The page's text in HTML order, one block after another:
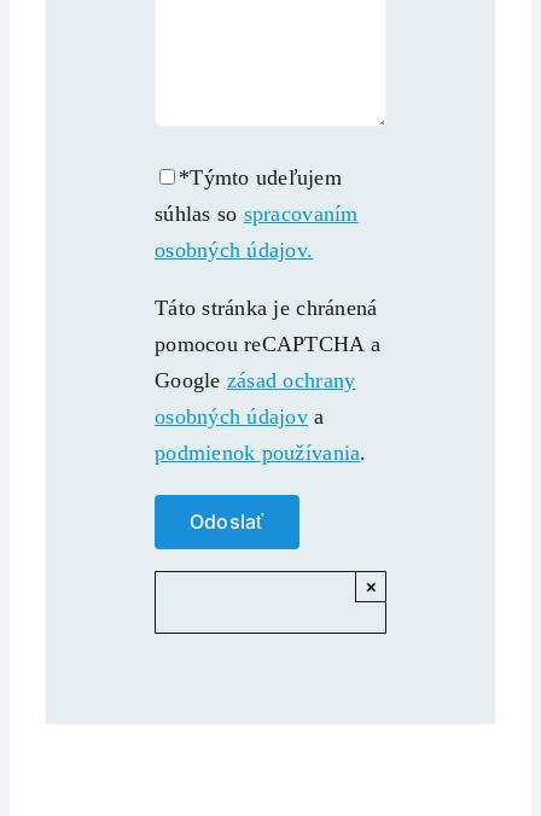
*Týmto udeľujem
súhlas so spracovaním
osobných údajov.
Táto stránka je chránená
pomocou reCAPTCHA a
Google zásad ochrany
osobných údajov a
podmienok používania.
×